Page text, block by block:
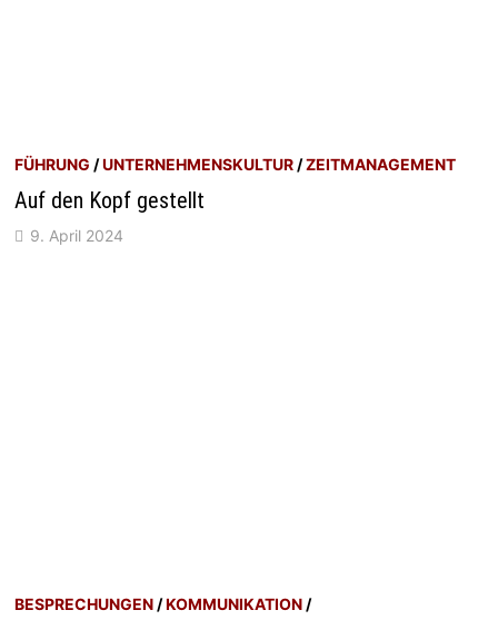
FÜHRUNG /UNTERNEHMENSKULTUR /ZEITMANAGEMENT
Auf den Kopf gestellt
9. April 2024
BESPRECHUNGEN /KOMMUNIKATION /